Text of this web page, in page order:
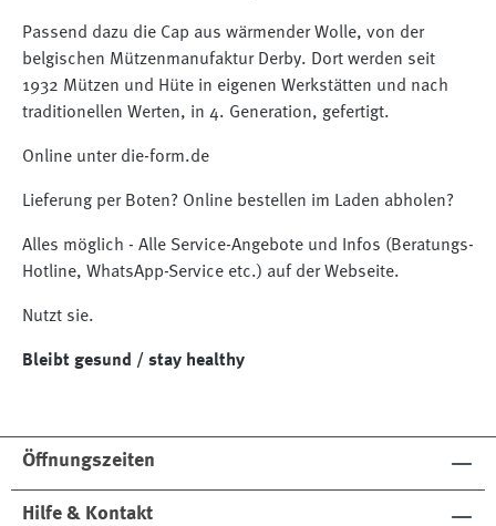
Passend dazu die Cap aus wärmender Wolle, von der
belgischen Mützenmanufaktur Derby. Dort werden seit
1932 Mützen und Hüte in eigenen Werkstätten und nach
traditionellen Werten, in 4. Generation, gefertigt.
Online unter die-form.de
Lieferung per Boten? Online bestellen im Laden abholen?
Alles möglich - Alle Service-Angebote und Infos (Beratungs-
Hotline, WhatsApp-Service etc.) auf der Webseite.
Nutzt sie.
Bleibt gesund / stay healthy
Öffnungszeiten
Hilfe & Kontakt